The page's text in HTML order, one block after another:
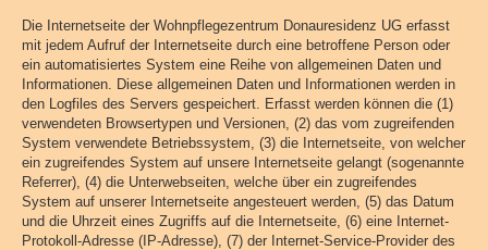
Die Internetseite der Wohnpflegezentrum Donauresidenz UG erfasst
mit jedem Aufruf der Internetseite durch eine betroffene Person oder
ein automatisiertes System eine Reihe von allgemeinen Daten und
Informationen. Diese allgemeinen Daten und Informationen werden in
den Logfiles des Servers gespeichert. Erfasst werden können die (1)
verwendeten Browsertypen und Versionen, (2) das vom zugreifenden
System verwendete Betriebssystem, (3) die Internetseite, von welcher
ein zugreifendes System auf unsere Internetseite gelangt (sogenannte
Referrer), (4) die Unterwebseiten, welche über ein zugreifendes
System auf unserer Internetseite angesteuert werden, (5) das Datum
und die Uhrzeit eines Zugriffs auf die Internetseite, (6) eine Internet-
Protokoll-Adresse (IP-Adresse), (7) der Internet-Service-Provider des